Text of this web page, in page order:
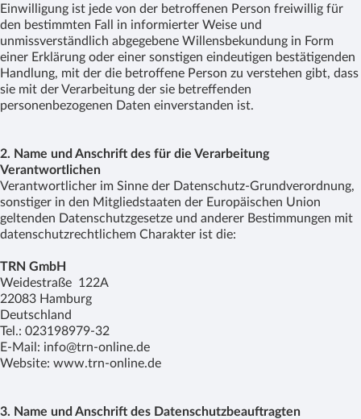
Einwilligung ist jede von der betroffenen Person freiwillig für
den bestimmten Fall in informierter Weise und
unmissverständlich abgegebene Willensbekundung in Form
einer Erklärung oder einer sonstigen eindeutigen bestätigenden
Handlung, mit der die betroffene Person zu verstehen gibt, dass
sie mit der Verarbeitung der sie betreffenden
personenbezogenen Daten einverstanden ist.
2. Name und Anschrift des für die Verarbeitung
Verantwortlichen
Verantwortlicher im Sinne der Datenschutz-Grundverordnung,
sonstiger in den Mitgliedstaaten der Europäischen Union
geltenden Datenschutzgesetze und anderer Bestimmungen mit
datenschutzrechtlichem Charakter ist die:
TRN GmbH
Weidestraße 122A
22083 Hamburg
Deutschland
Tel.: 023198979-32
E-Mail: info@trn-online.de
Website: www.trn-online.de
3. Name und Anschrift des Datenschutzbeauftragten